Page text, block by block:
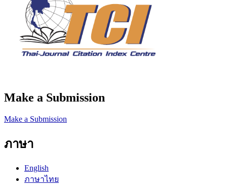
Make a Submission
Make a Submission
ภาษา
English
ภาษาไทย